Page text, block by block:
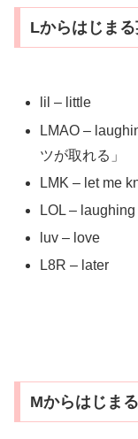
Lからはじま
lil – little
LMAO –
ツが取れる」
LMK – let me
LOL – laughing
luv – love
L8R – later
Mからはじま